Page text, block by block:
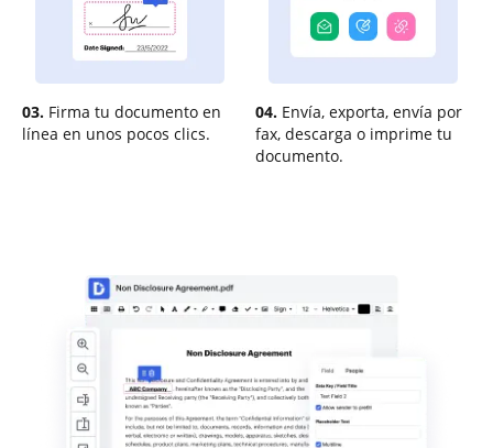
03. Firma tu documento en
línea en unos pocos clics.
04. Envía, exporta, envía por
fax, descarga o imprime tu
documento.